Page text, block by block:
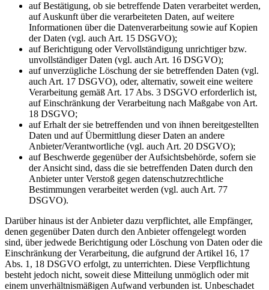
auf Bestätigung, ob sie betreffende Daten verarbeitet werden,
auf Auskunft über die verarbeiteten Daten, auf weitere
Informationen über die Datenverarbeitung sowie auf Kopien
der Daten (vgl. auch Art. 15 DSGVO);
auf Berichtigung oder Vervollständigung unrichtiger bzw.
unvollständiger Daten (vgl. auch Art. 16 DSGVO);
auf unverzügliche Löschung der sie betreffenden Daten (vgl.
auch Art. 17 DSGVO), oder, alternativ, soweit eine weitere
Verarbeitung gemäß Art. 17 Abs. 3 DSGVO erforderlich ist,
auf Einschränkung der Verarbeitung nach Maßgabe von Art.
18 DSGVO;
auf Erhalt der sie betreffenden und von ihnen bereitgestellten
Daten und auf Übermittlung dieser Daten an andere
Anbieter/Verantwortliche (vgl. auch Art. 20 DSGVO);
auf Beschwerde gegenüber der Aufsichtsbehörde, sofern sie
der Ansicht sind, dass die sie betreffenden Daten durch den
Anbieter unter Verstoß gegen datenschutzrechtliche
Bestimmungen verarbeitet werden (vgl. auch Art. 77
DSGVO).
Darüber hinaus ist der Anbieter dazu verpflichtet, alle Empfänger,
denen gegenüber Daten durch den Anbieter offengelegt worden
sind, über jedwede Berichtigung oder Löschung von Daten oder die
Einschränkung der Verarbeitung, die aufgrund der Artikel 16, 17
Abs. 1, 18 DSGVO erfolgt, zu unterrichten. Diese Verpflichtung
besteht jedoch nicht, soweit diese Mitteilung unmöglich oder mit
einem unverhältnismäßigen Aufwand verbunden ist. Unbeschadet